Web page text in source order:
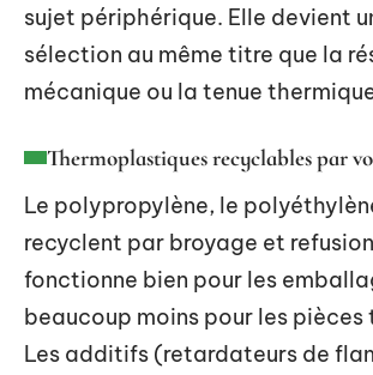
sujet périphérique. Elle devient
sélection au même titre que la
mécanique ou la tenue
Thermoplastiques recyclables par
Le polypropylène, le
recyclent par broyage et
fonctionne bien pour les
beaucoup moins pour les pièces
Les additifs (retardateurs de